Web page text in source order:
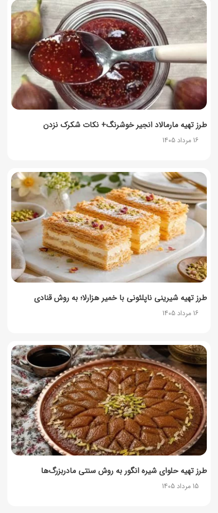
طرز تهیه مارمالاد انجیر خوشرنگ+ نکات شکرک نزدن
16 مرداد 1405
طرز تهیه شیرینی ناپلئونی با خمیر هزارلا؛ به روش قنادی
16 مرداد 1405
طرز تهیه حلوای شیره انگور به روش سنتی مادربزرگ‌ها
15 مرداد 1405
فردا ۱۵ مرداد کالابرگ این افراد واریز می‌شود
14 مرداد 1405
زمان شارژ کالابرگ تغییر کرد؛ جزئیات برنامه جدید واریز اعتبار
در مرداد
14 مرداد 1405
توصیه‌های مهم برای دفع انواع حشرات در خانه
14 مرداد 1405
طرز تهیه پنکیک با شیره انگور؛ صبحانه‌ای سالم و انرژی‌بخش
14 مرداد 1405
۳۵ لیست غذاهای جدید و متفاوت؛ برای ناهار و مهمانی
14 مرداد 1405